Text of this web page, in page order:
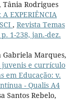
Tânia Rodrigues
A EXPERIÊNCIA
, Revista Temas
1-238, jan.-dez.
Gabriela Marques,
juvenis e currículo
em Educação: v.
- Qualis A4
Santos Rebelo,